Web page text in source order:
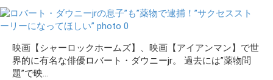
映画【シャーロックホームズ】、映画【アイアンマン】で世
界的に有名な俳優ロバート・ダウニーjr。 過去には”薬物問
題”で映...